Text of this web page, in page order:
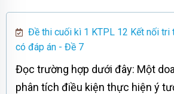
Đề thi cuối kì 1 KTPL 12 Kết nối tri
có đáp án - Đề 7
Đọc trường hợp dưới đây: Một
phân tích điều kiện thực hiện ý